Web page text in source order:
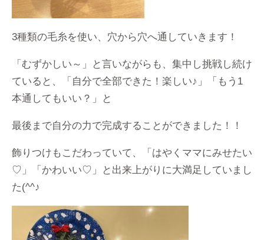
3種類の毛糸を使い、穴から穴へ通していきます！
「むずかしい～」と言いながらも、集中し挑戦し続け
ていると、「自分で全部できた！楽しい♪」「もう1
本通してもいい？」と
最後まで自分の力で完成することができました！！
飾りつけもこだわっていて、「はやくママにみせたい
♡」「かわいい♡」と出来上がりに大満足していまし
た(^^♪